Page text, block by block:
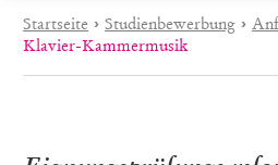
Startseite › Studienbewerbung ›
Klavier-Kammermusik